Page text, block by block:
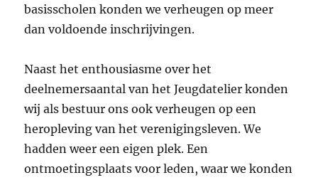
basisscholen konden we verheugen op meer
dan voldoende inschrijvingen.
Naast het enthousiasme over het
deelnemersaantal van het Jeugdatelier konden
wij als bestuur ons ook verheugen op een
heropleving van het verenigingsleven. We
hadden weer een eigen plek. Een
ontmoetingsplaats voor leden, waar we konden